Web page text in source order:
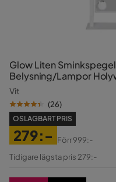
Glow Liten
Belysning/Lampor
Vit
(26)
OSLAGBART PRIS
Pris
279:-
Original
Förr999:-
Tidigare lägsta pris 279:-